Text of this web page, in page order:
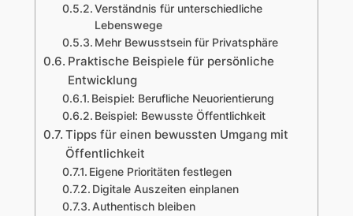
Verständnis für unterschiedliche
Lebenswege
Mehr Bewusstsein für Privatsphäre
Praktische Beispiele für persönliche
Entwicklung
Beispiel: Berufliche Neuorientierung
Beispiel: Bewusste Öffentlichkeit
Tipps für einen bewussten Umgang mit
Öffentlichkeit
Eigene Prioritäten festlegen
Digitale Auszeiten einplanen
Authentisch bleiben